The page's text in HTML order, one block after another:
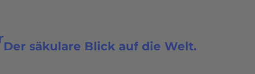
Der säkulare Blick auf die Welt.